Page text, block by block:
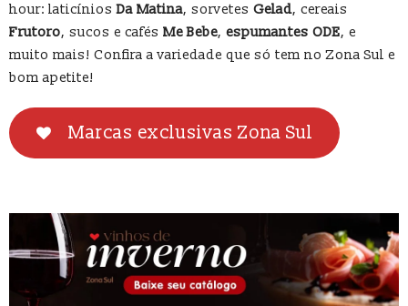
hour: laticíniosDa Matina, sorvetes Gelad, cereais
Frutoro, sucos e cafés Me Bebe, espumantes ODE, e
muito mais! Confira a variedade que só tem no Zona Sul e
bom apetite!
Marcas exclusivas Zona Sul